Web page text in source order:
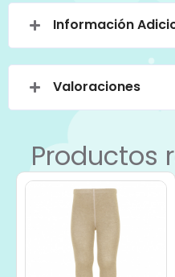
Información
Valoraciones
Productos